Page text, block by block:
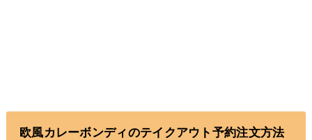
欧風カレーボンディのテイクアウト予約注文方法